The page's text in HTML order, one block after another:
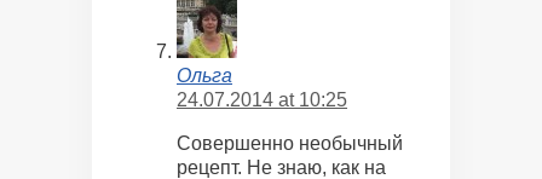
Ольга
24.07.2014 at 10:25
Совершенно необычный
рецепт. Не знаю, как на